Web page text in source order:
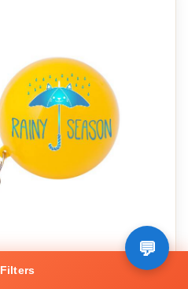
mit Poncho
Filters